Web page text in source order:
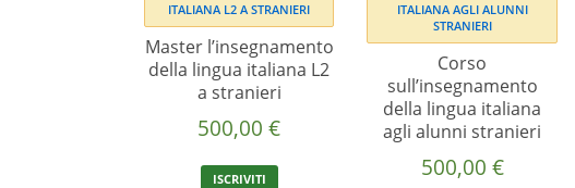
essere
scelte
nella
pagina
del
prodotto
Le
opzioni
essere
scelte
nella
pagina
Master l’insegnamento
della lingua italiana L2
a stranieri
500,00€
ISCRIVITI
Corso
sull’insegnamento
della lingua italiana
agli alunni stranieri
500,00 €